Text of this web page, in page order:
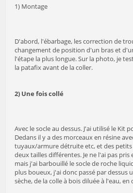
1) Montage
D'abord, l'ébarbage, les correction de
changement de position d'un bras et
l'étape la plus longue. Sur la photo, je
la patafix avant de la coller.
2) Une fois collé
Avec le socle au dessus. J'ai utilisé le Kit
Dedans il y a des morceaux en résine
tuyaux/armure détruite etc, et des
deux tailles différentes. Je ne l'ai pas
mais j'ai barbouillé le socle de roche
plus boueux, j'ai donc passé par dessus
sèche, de la colle à bois diluée à l'eau, en